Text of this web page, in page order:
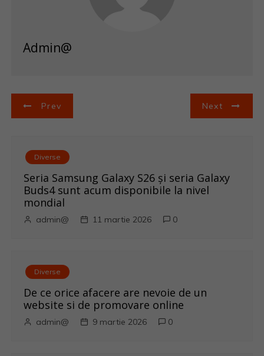
Admin@
N
Prev Next
Diverse
Seria Samsung Galaxy S26 și seria Galaxy
Buds4 sunt acum disponibile la nivel
mondial
admin@ 11 martie 2026 0
Diverse
De ce orice afacere are nevoie de un
website si de promovare online
admin@ 9 martie 2026 0